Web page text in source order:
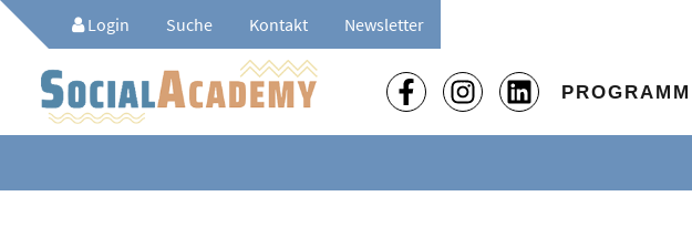
Login Suche Kontakt Newsletter
PROGRAMM